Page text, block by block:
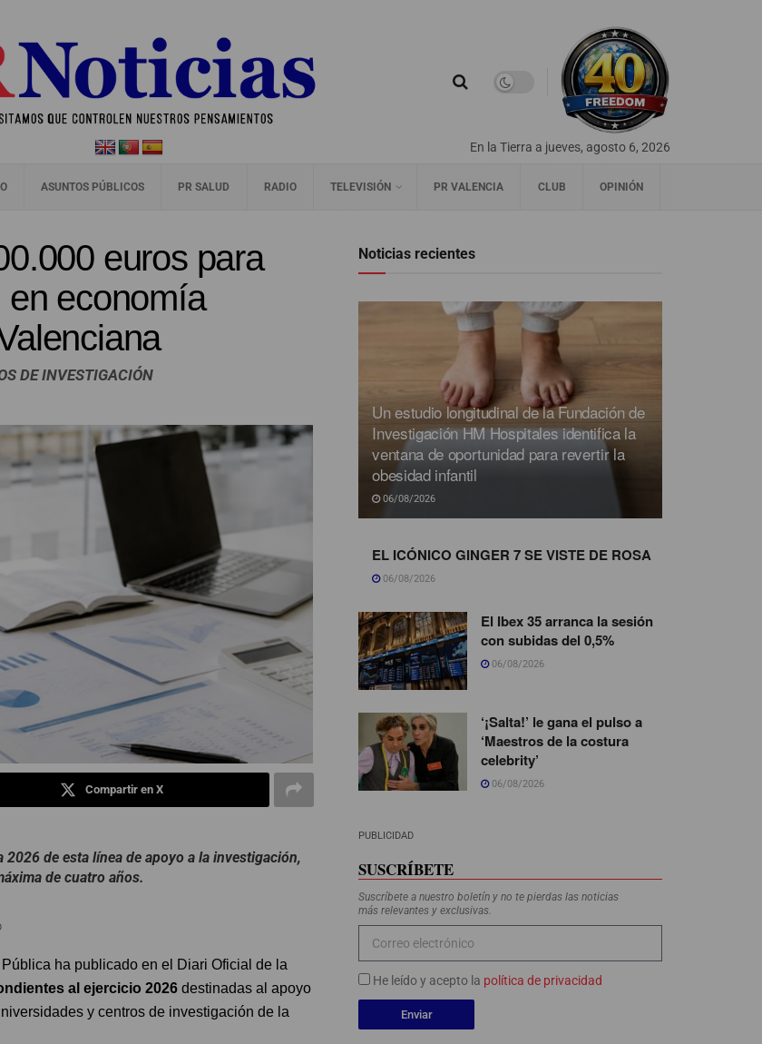
En la Tierra a jueves, agosto 6, 2026
ASUNTOS PÚBLICOS PR SALUD RADIO TELEVISIÓN PR VALENCIA CLUB OPINIÓN
euros para
en economía
DE INVESTIGACIÓN
Compartir en X
de esta línea de apoyo a la investigación,
de cuatro años.
ha publicado en el Diari Oficial de la
al ejercicio 2026 destinadas al apoyo
y centros de investigación de la
Noticias recientes
Un estudio longitudinal de la Fundación de
Investigación HM Hospitales identifica la
ventana de oportunidad para revertir la
obesidad infantil
06/08/2026
EL ICÓNICO GINGER 7 SE VISTE DE ROSA
06/08/2026
El Ibex 35 arranca la sesión
con subidas del 0,5%
06/08/2026
‘¡Salta!’ le gana el pulso a
‘Maestros de la costura
celebrity’
06/08/2026
PUBLICIDAD
SUSCRÍBETE
Suscríbete a nuestro boletín y no te pierdas las noticias
más relevantes y exclusivas.
He leído y acepto la política de privacidad
Enviar